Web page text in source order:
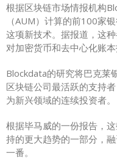
根据区块链市场情报机构
（AUM）计算的前100家
这项新技术。据报道，这
对加密货币和去中心化账
Blockdata的研究将巴克莱
区块链公司最活跃的支持
为新兴领域的连续投资者。
根据毕马威的一份报告，
持的更大趋势的一部分，
一番。